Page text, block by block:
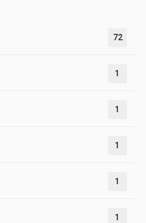
72
1
1
1
1
1